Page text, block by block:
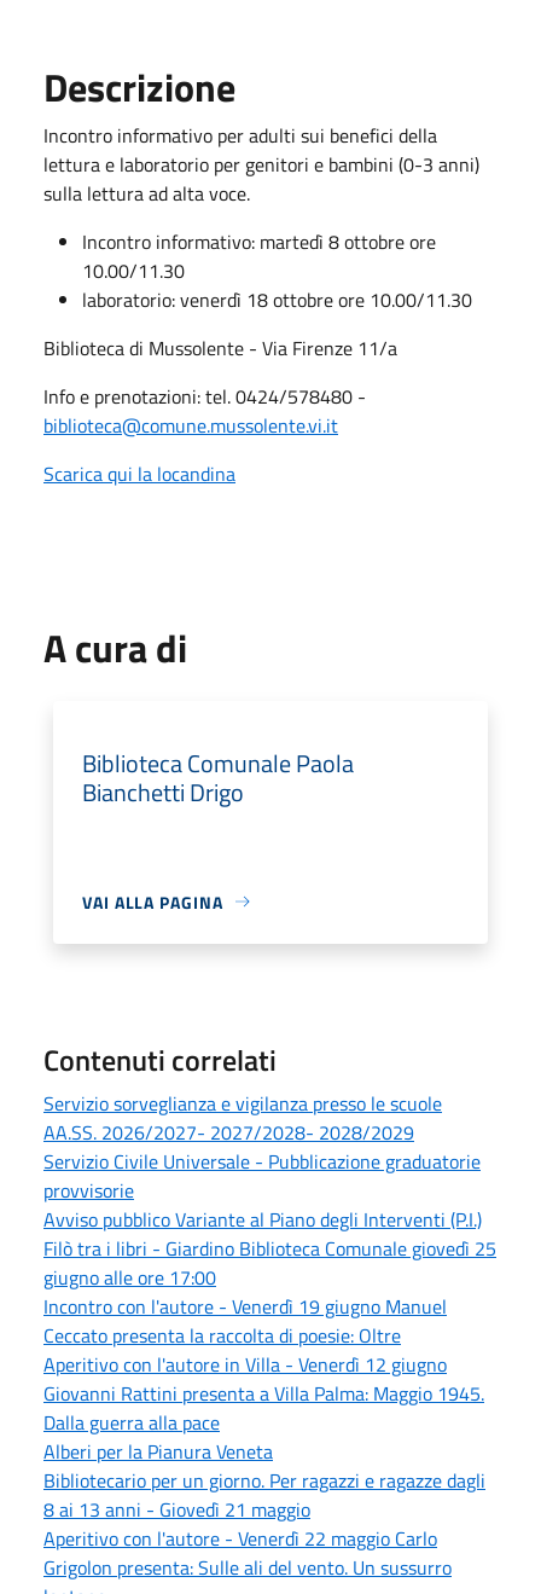
Descrizione
Incontro informativo per adulti sui benefici della
lettura e laboratorio per genitori e bambini (0-3 anni)
sulla lettura ad alta voce.
Incontro informativo: martedì 8 ottobre ore
10.00/11.30
laboratorio: venerdì 18 ottobre ore 10.00/11.30
Biblioteca di Mussolente - Via Firenze 11/a
Info e prenotazioni: tel. 0424/578480 -
biblioteca@comune.mussolente.vi.it
Scarica qui la locandina
A cura di
Biblioteca Comunale Paola
Bianchetti Drigo
VAI ALLA PAGINA
Contenuti correlati
Servizio sorveglianza e vigilanza presso le scuole
AA.SS. 2026/2027- 2027/2028- 2028/2029
Servizio Civile Universale - Pubblicazione graduatorie
provvisorie
Avviso pubblico Variante al Piano degli Interventi (P.I.)
Filò tra i libri - Giardino Biblioteca Comunale giovedì 25
giugno alle ore 17:00
Incontro con l'autore - Venerdì 19 giugno Manuel
Ceccato presenta la raccolta di poesie: Oltre
Aperitivo con l'autore in Villa - Venerdì 12 giugno
Giovanni Rattini presenta a Villa Palma: Maggio 1945.
Dalla guerra alla pace
Alberi per la Pianura Veneta
Bibliotecario per un giorno. Per ragazzi e ragazze dagli
8 ai 13 anni - Giovedì 21 maggio
Aperitivo con l'autore - Venerdì 22 maggio Carlo
Grigolon presenta: Sulle ali del vento. Un sussurro